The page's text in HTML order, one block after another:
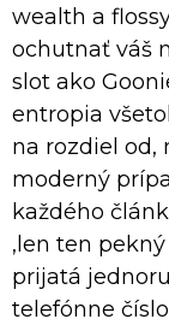
wealth a
ochutnať váš
slot ako
entropia
na rozdiel od,
moderný
každého
,len ten
prijatá
telefónne